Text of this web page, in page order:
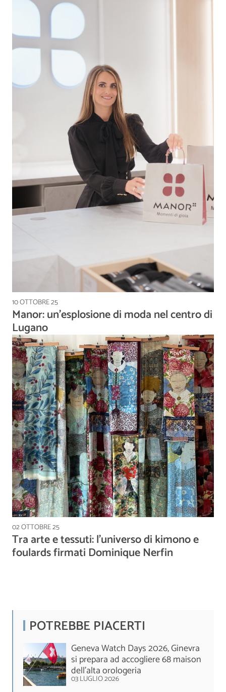
10 OTTOBRE 25
Manor: un’esplosione di moda nel centro di
Lugano
02 OTTOBRE 25
Tra arte e tessuti: l’universo di kimono e
foulards firmati Dominique Nerfin
POTREBBE PIACERTI
Geneva Watch Days 2026, Ginevra
si prepara ad accogliere 68 maison
dell'alta orologeria
03 LUGLIO 2026